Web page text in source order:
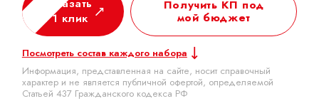
Заказать
в 1 клик
Получить КП под
мой бюджет
Посмотреть состав каждого набора
Информация, представленная на сайте, носит справочный
характер и не является публичной офертой, определяемой
Статьей 437 Гражданского кодекса РФ